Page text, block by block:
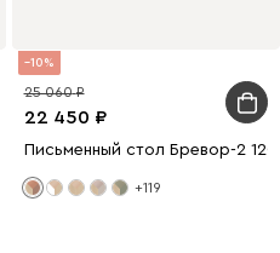
10
22 450
25 060
Письменный стол Бревор-2
+119